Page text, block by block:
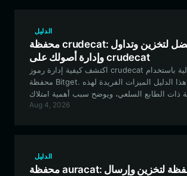
الدليل
محفظة crudecat: الطريقة الأفضل لتخزين وتداول
وإدارة أصولك على crudecat
اكتشف كيفية إدارة رموز crudecat الخاصة بك بفعالية باستخدام
محفظة Bitget. يستكشف هذا الدليل الميزات الفريدة لهذه
ذات الطابع السلعي، ويوضح سبب أهمية امتلاك
آمنة ومتعددة السلاسل لرحلتك في عالم العملات
Aug 4, 2026
الدليل
محفظة auracat: أفضل محفظة لتخزين وإرسال